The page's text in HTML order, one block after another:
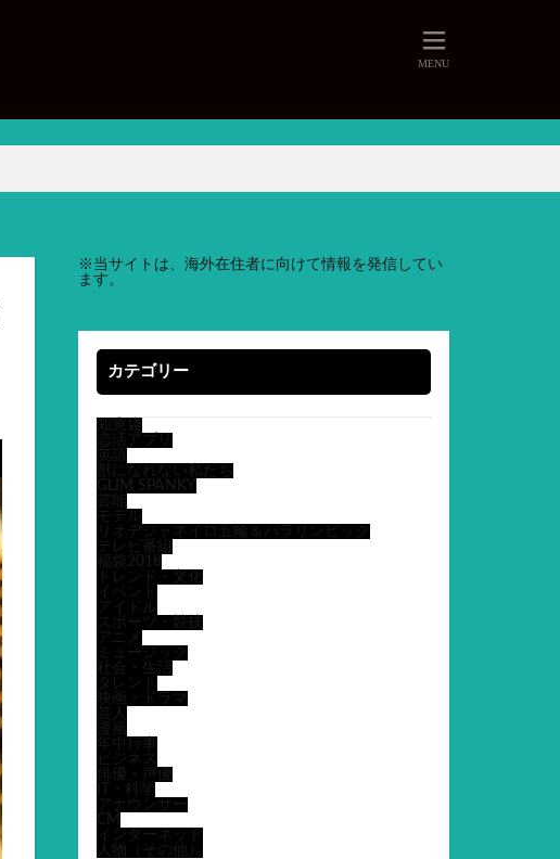
※ 当サイトは、海外在住者に向けて情報を発信してい
ます。
カテゴリー
知恵袋
恋活アプリ
英語
獣になれない私たち
GLIM SPANKY
モデル
リオデジャネイロ五輪＆パラリンピック
テレビ番組
福袋2018
トレンド・文化
イベント
アイドル
スポーツ・競技
アニメ
ミュージック
社会・生活
タレント
映画・ドラマ
芸人
ビジネス
俳優・声優
IT・科学
アナウンサー
CM
インターネット
人物（その他）